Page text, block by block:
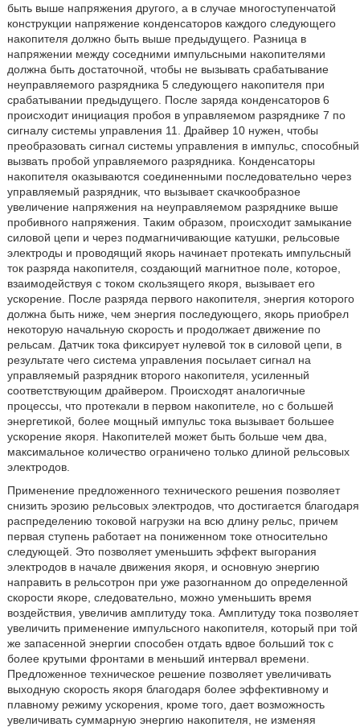
быть выше напряжения другого, а в случае многоступенчатой
конструкции напряжение конденсаторов каждого следующего
накопителя должно быть выше предыдущего. Разница в
напряжении между соседними импульсными накопителями
должна быть достаточной, чтобы не вызывать срабатывание
неуправляемого разрядника 5 следующего накопителя при
срабатывании предыдущего. После заряда конденсаторов 6
происходит инициация пробоя в управляемом разряднике 7 по
сигналу системы управления 11. Драйвер 10 нужен, чтобы
преобразовать сигнал системы управления в импульс, способный
вызвать пробой управляемого разрядника. Конденсаторы
накопителя оказываются соединенными последовательно через
управляемый разрядник, что вызывает скачкообразное
увеличение напряжения на неуправляемом разряднике выше
пробивного напряжения. Таким образом, происходит замыкание
силовой цепи и через подмагничивающие катушки, рельсовые
электроды и проводящий якорь начинает протекать импульсный
ток разряда накопителя, создающий магнитное поле, которое,
взаимодействуя с током скользящего якоря, вызывает его
ускорение. После разряда первого накопителя, энергия которого
должна быть ниже, чем энергия последующего, якорь приобрел
некоторую начальную скорость и продолжает движение по
рельсам. Датчик тока фиксирует нулевой ток в силовой цепи, в
результате чего система управления посылает сигнал на
управляемый разрядник второго накопителя, усиленный
соответствующим драйвером. Происходят аналогичные
процессы, что протекали в первом накопителе, но с большей
энергетикой, более мощный импульс тока вызывает большее
ускорение якоря. Накопителей может быть больше чем два,
максимальное количество ограничено только длиной рельсовых
электродов.
Применение предложенного технического решения позволяет
снизить эрозию рельсовых электродов, что достигается благодаря
распределению токовой нагрузки на всю длину рельс, причем
первая ступень работает на пониженном токе относительно
следующей. Это позволяет уменьшить эффект выгорания
электродов в начале движения якоря, и основную энергию
направить в рельсотрон при уже разогнанном до определенной
скорости якоре, следовательно, можно уменьшить время
воздействия, увеличив амплитуду тока. Амплитуду тока позволяет
увеличить применение импульсного накопителя, который при той
же запасенной энергии способен отдать вдвое больший ток с
более крутыми фронтами в меньший интервал времени.
Предложенное техническое решение позволяет увеличивать
выходную скорость якоря благодаря более эффективному и
плавному режиму ускорения, кроме того, дает возможность
увеличивать суммарную энергию накопителя, не изменяя